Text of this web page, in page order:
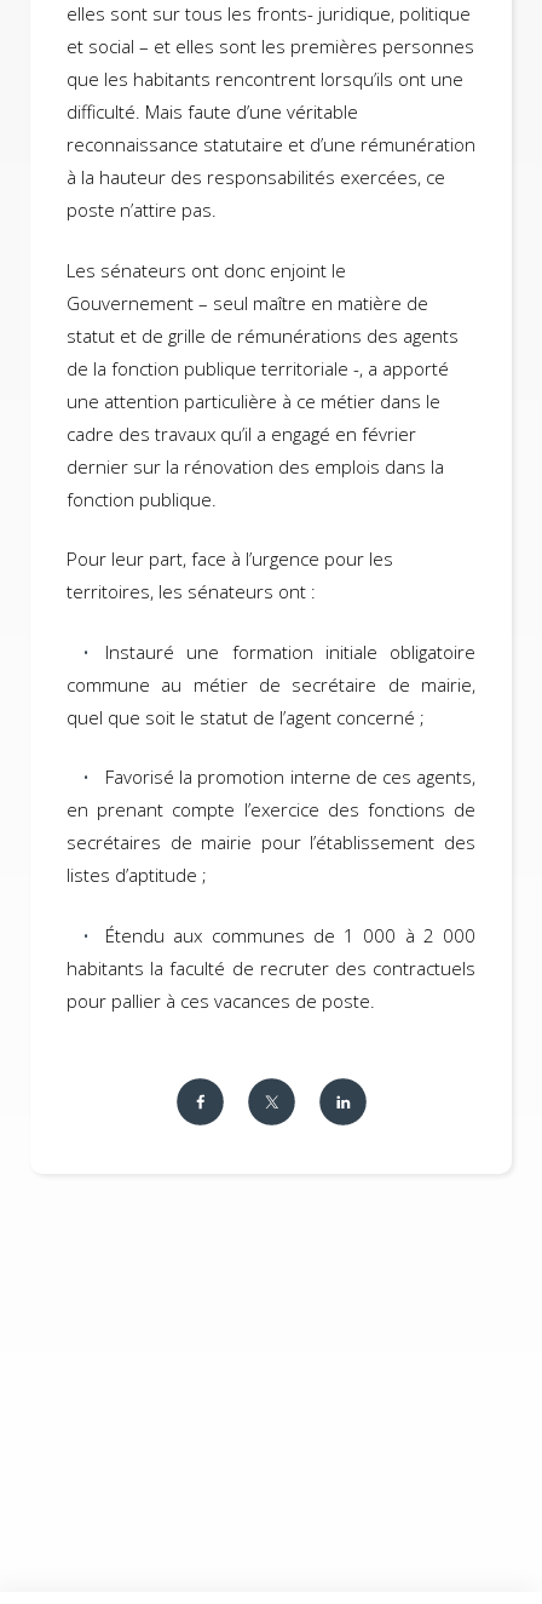
elles sont sur tous les fronts- juridique, politique
et social – et elles sont les premières personnes
que les habitants rencontrent lorsqu’ils ont une
difficulté. Mais faute d’une véritable
reconnaissance statutaire et d’une rémunération
à la hauteur des responsabilités exercées, ce
poste n’attire pas.
Les sénateurs ont donc enjoint le
Gouvernement – seul maître en matière de
statut et de grille de rémunérations des agents
de la fonction publique territoriale -, a apporté
une attention particulière à ce métier dans le
cadre des travaux qu’il a engagé en février
dernier sur la rénovation des emplois dans la
fonction publique.
Pour leur part, face à l’urgence pour les
territoires, les sénateurs ont :
Instauré une formation initiale obligatoire
commune au métier de secrétaire de mairie,
quel que soit le statut de l’agent concerné ;
Favorisé la promotion interne de ces agents,
en prenant compte l’exercice des fonctions de
secrétaires de mairie pour l’établissement des
listes d’aptitude ;
Étendu aux communes de 1 000 à 2 000
habitants la faculté de recruter des contractuels
pour pallier à ces vacances de poste.